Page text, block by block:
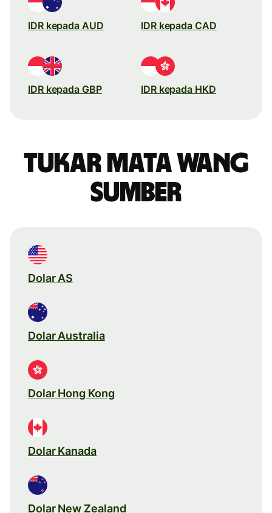
IDR kepada AUD IDR kepada CAD
IDR kepada GBP IDR kepada HKD
Tukar mata wang
sumber
Dolar AS
Dolar Australia
Dolar Hong Kong
Dolar Kanada
Dolar New Zealand